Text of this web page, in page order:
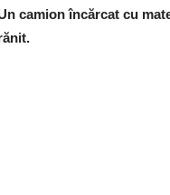
camion încărcat cu